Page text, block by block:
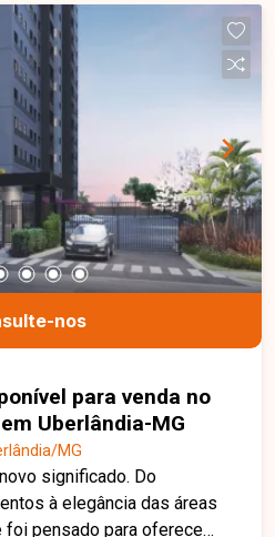
de vida. Venha para
e te acompanhar em cada
conosco pelo telefone
9914, ou, se preferir,
unidades e converse
dos nossos consultores.
a encontrar o imóvel
nos
para venda no
Uberlândia-MG
MG
significado. Do
à elegância das áreas
foi pensado para oferecer